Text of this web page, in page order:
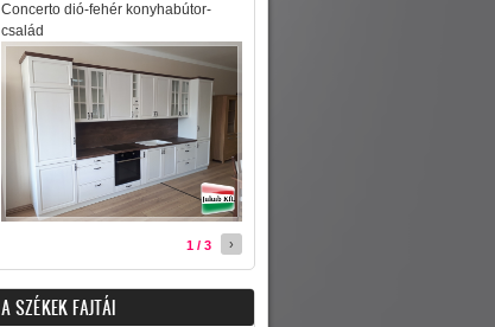
Concerto dió-fehér konyhabútor-
család
1 / 3 ›
A SZÉKEK FAJTÁI